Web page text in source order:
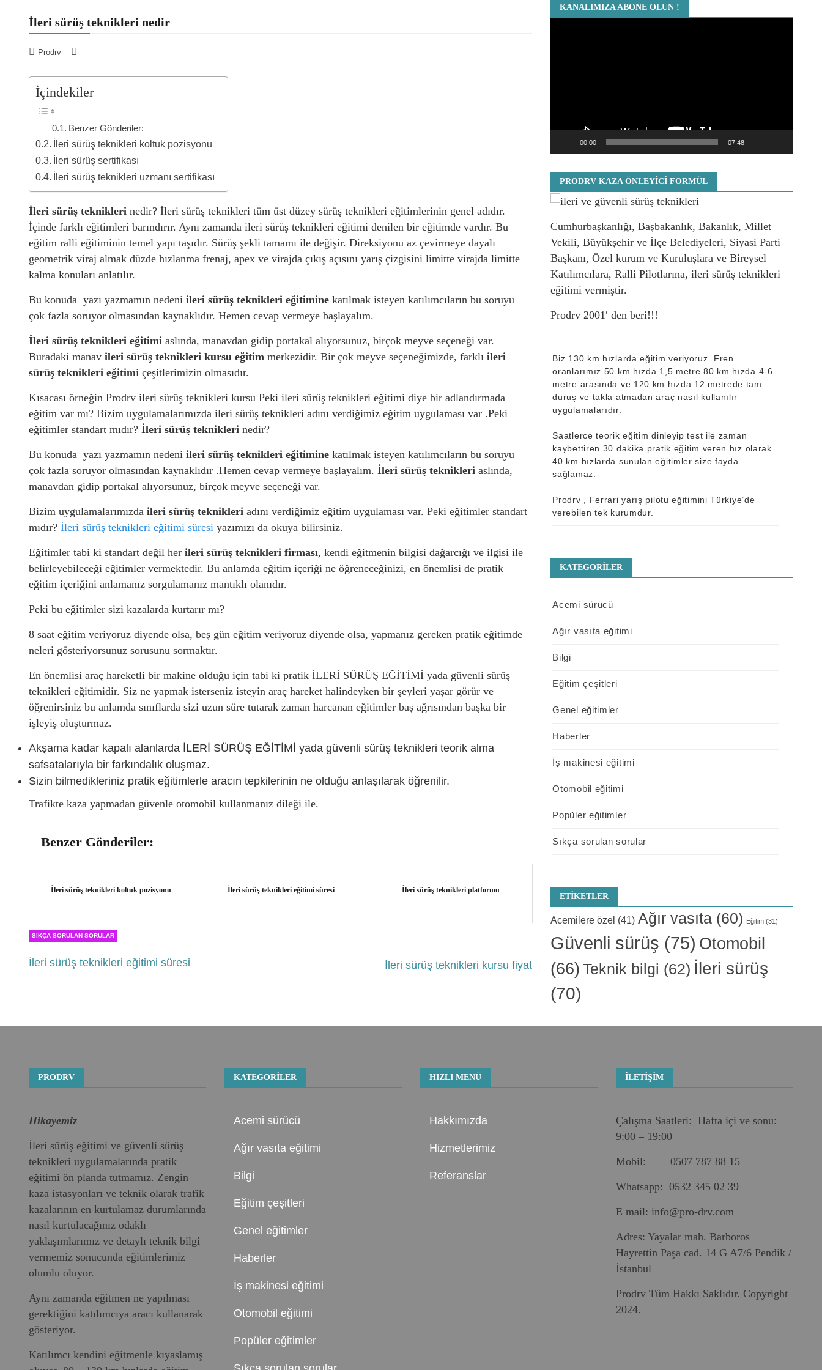
İleri sürüş teknikleri nedir
Prodrv
İçindekiler
Benzer Gönderiler:
İleri sürüş teknikleri koltuk pozisyonu
İleri sürüş sertifikası
İleri sürüş teknikleri uzmanı sertifikası
İleri sürüş teknikleri nedir? İleri sürüş teknikleri tüm üst düzey sürüş teknikleri eğitimlerinin genel adıdır.
İçinde farklı eğitimleri barındırır. Aynı zamanda ileri sürüş teknikleri eğitimi denilen bir eğitimde vardır. Bu
eğitim ralli eğitiminin temel yapı taşıdır. Sürüş şekli tamamı ile değişir. Direksiyonu az çevirmeye dayalı
geometrik viraj almak düzde hızlanma frenaj, apex ve virajda çıkış açısını yarış çizgisini limitte virajda limitte
kalma konuları anlatılır.
Bu konuda yazı yazmamın nedeni ileri sürüş teknikleri eğitimine katılmak isteyen katılımcıların bu soruyu
çok fazla soruyor olmasından kaynaklıdır. Hemen cevap vermeye başlayalım.
İleri sürüş teknikleri eğitimi aslında, manavdan gidip portakal alıyorsunuz, birçok meyve seçeneği var.
Buradaki manav ileri sürüş teknikleri kursu eğitim merkezidir. Bir çok meyve seçeneğimizde, farklı ileri
sürüş teknikleri eğitimi çeşitlerimizin olmasıdır.
Kısacası örneğin Prodrv ileri sürüş teknikleri kursu Peki ileri sürüş teknikleri eğitimi diye bir adlandırmada
eğitim var mı? Bizim uygulamalarımızda ileri sürüş teknikleri adını verdiğimiz eğitim uygulaması var .Peki
eğitimler standart mıdır? İleri sürüş teknikleri nedir?
Bu konuda yazı yazmamın nedeni ileri sürüş teknikleri eğitimine katılmak isteyen katılımcıların bu soruyu
çok fazla soruyor olmasından kaynaklıdır .Hemen cevap vermeye başlayalım. İleri sürüş teknikleri aslında,
manavdan gidip portakal alıyorsunuz, birçok meyve seçeneği var.
Bizim uygulamalarımızda ileri sürüş teknikleri adını verdiğimiz eğitim uygulaması var. Peki eğitimler standart
mıdır? İleri sürüş teknikleri eğitimi süresi yazımızı da okuya bilirsiniz.
Eğitimler tabi ki standart değil her ileri sürüş teknikleri firması, kendi eğitmenin bilgisi dağarcığı ve ilgisi ile
belirleyebileceği eğitimler vermektedir. Bu anlamda eğitim içeriği ne öğreneceğinizi, en önemlisi de pratik
eğitim içeriğini anlamanız sorgulamanız mantıklı olanıdır.
Peki bu eğitimler sizi kazalarda kurtarır mı?
8 saat eğitim veriyoruz diyende olsa, beş gün eğitim veriyoruz diyende olsa, yapmanız gereken pratik eğitimde
neleri gösteriyorsunuz sorusunu sormaktır.
En önemlisi araç hareketli bir makine olduğu için tabi ki pratik İLERİ SÜRÜŞ EĞİTİMİ yada güvenli sürüş
teknikleri eğitimidir. Siz ne yapmak isterseniz isteyin araç hareket halindeyken bir şeyleri yaşar görür ve
öğrenirsiniz bu anlamda sınıflarda sizi uzun süre tutarak zaman harcanan eğitimler baş ağrısından başka bir
işleyiş oluşturmaz.
Akşama kadar kapalı alanlarda İLERİ SÜRÜŞ EĞİTİMİ yada güvenli sürüş teknikleri teorik alma
safsatalarıyla bir farkındalık oluşmaz.
Sizin bilmedikleriniz pratik eğitimlerle aracın tepkilerinin ne olduğu anlaşılarak öğrenilir.
Trafikte kaza yapmadan güvenle otomobil kullanmanız dileği ile.
Benzer Gönderiler:
İleri sürüş teknikleri koltuk pozisyonu İleri sürüş teknikleri eğitimi süresi İleri sürüş teknikleri platformu
SIKÇA SORULAN SORULAR
İleri sürüş teknikleri eğitimi süresi İleri sürüş teknikleri kursu fiyat
KANALIMIZA ABONE OLUN !
00:00 07:48
PRODRV KAZA ÖNLEYICI FORMÜL
Cumhurbaşkanlığı, Başbakanlık, Bakanlık, Millet
Vekili, Büyükşehir ve İlçe Belediyeleri, Siyasi Parti
Başkanı, Özel kurum ve Kuruluşlara ve Bireysel
Katılımcılara, Ralli Pilotlarına, ileri sürüş teknikleri
eğitimi vermiştir.
Prodrv 2001′ den beri!!!
Biz 130 km hızlarda eğitim veriyoruz. Fren
oranlarımız 50 km hızda 1,5 metre 80 km hızda 4-6
metre arasında ve 120 km hızda 12 metrede tam
duruş ve takla atmadan araç nasıl kullanılır
uygulamalarıdır.
Saatlerce teorik eğitim dinleyip test ile zaman
kaybettiren 30 dakika pratik eğitim veren hız olarak
40 km hızlarda sunulan eğitimler size fayda
sağlamaz.
Prodrv , Ferrari yarış pilotu eğitimini Türkiye’de
verebilen tek kurumdur.
KATEGORILER
Acemi sürücü
Ağır vasıta eğitimi
Bilgi
Eğitim çeşitleri
Genel eğitimler
Haberler
İş makinesi eğitimi
Otomobil eğitimi
Popüler eğitimler
Sıkça sorulan sorular
ETIKETLER
Acemilere özel (41) Ağır vasıta (60) Eğitim (31)
Güvenli sürüş (75) Otomobil
(66) Teknik bilgi (62) İleri sürüş
(70)
PRODRV
Hikayemiz
İleri sürüş eğitimi ve güvenli sürüş
teknikleri uygulamalarında pratik
eğitimi ön planda tutmamız. Zengin
kaza istasyonları ve teknik olarak trafik
kazalarının en kurtulamaz durumlarında
nasıl kurtulacağınız odaklı
yaklaşımlarımız ve detaylı teknik bilgi
vermemiz sonucunda eğitimlerimiz
olumlu oluyor.
Aynı zamanda eğitmen ne yapılması
gerektiğini katılımcıya aracı kullanarak
gösteriyor.
Katılımcı kendini eğitmenle kıyaslamış
KATEGORILER
Acemi sürücü
Ağır vasıta eğitimi
Bilgi
Eğitim çeşitleri
Genel eğitimler
Haberler
İş makinesi eğitimi
Otomobil eğitimi
Popüler eğitimler
HIZLI MENÜ
Hakkımızda
Hizmetlerimiz
Referanslar
İLETIŞIM
Çalışma Saatleri: Hafta içi ve sonu:
9:00 – 19:00
Mobil: 0507 787 88 15
Whatsapp: 0532 345 02 39
E mail: info@pro-drv.com
Adres: Yayalar mah. Barboros
Hayrettin Paşa cad. 14 G A7/6 Pendik /
İstanbul
Prodrv Tüm Hakkı Saklıdır. Copyright
2024.